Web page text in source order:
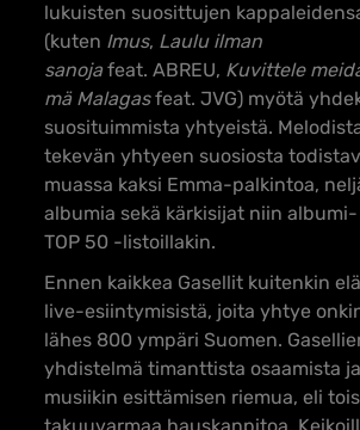
lukuisten suosittujen
(kuten Imus, Laulu ilman
sanoja feat. ABREU, Kuvittele
mä Malagasfeat. JVG) myötä
suosituimmista yhtyeistä.
tekevän yhtyeen suosiosta
muassa kaksi Emma-palkintoa,
albumia sekä kärkisijat niin
TOP 50 -listoillakin.
Ennen kaikkea Gasellit kuitenkin
live-esiintymisistä, joita yhtye
lähes 800 ympäri Suomen.
yhdistelmä timanttista osaamista
musiikin esittämisen riemua, eli